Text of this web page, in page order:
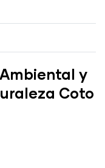
y
Coto